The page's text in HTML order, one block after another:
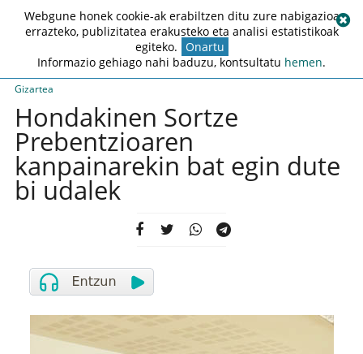
Gizartea
Hondakinen Sortze
Prebentzioaren
kanpainarekin bat egin dute
bi udalek
Webgune honek cookie-ak erabiltzen ditu zure nabigazioa
errazteko, publizitatea erakusteko eta analisi estatistikoak
egiteko. Onartu
Informazio gehiago nahi baduzu, kontsultatu hemen.